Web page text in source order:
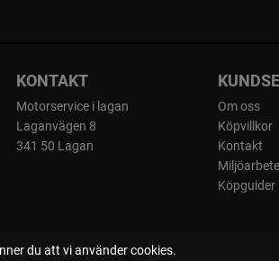
KONTAKT
Motorservice i lagan
Laganvägen 8
341 50 Lagan
Om oss
Köpvillkor
Kontakt
Miljöarbete
Köpguider
du att vi använder cookies.